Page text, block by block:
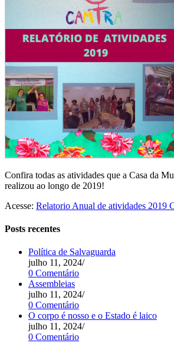
Confira todas as atividades que a Casa da
realizou ao longo de 2019!
Acesse: Relatorio Anual de atividades 2019
Posts recentes
Política de Salvaguarda
julho 11, 2024/
0 Comentário
Assembleias
julho 11, 2024/
0 Comentário
O corpo é nosso e o Estado é laico
julho 11, 2024/
0 Comentário